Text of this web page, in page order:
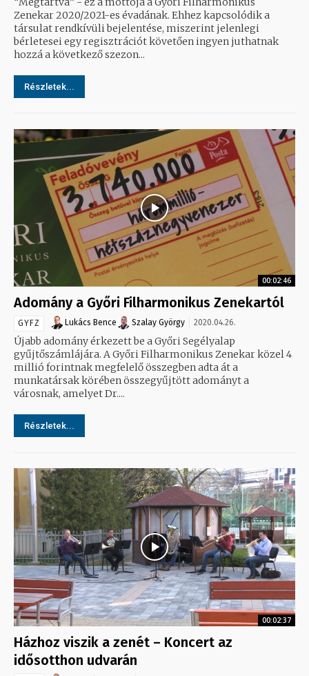
Zenekar 2020/2021-es évadának. Ehhez kapcsolódik a
társulat rendkívüli bejelentése, miszerint jelenlegi
bérletesei egy regisztrációt követően ingyen juthatnak
hozzá a következő szezon...
Részletek...
00:02:46
Adomány a Győri Filharmonikus Zenekartól
GYFZ Lukács Bence Szalay György 2020.04.26.
Újabb adomány érkezett be a Győri Segélyalap
gyűjtőszámlájára. A Győri Filharmonikus Zenekar közel 4
millió forintnak megfelelő összegben adta át a
munkatársak körében összegyűjtött adományt a
városnak, amelyet Dr....
Részletek...
00:02:37
Házhoz viszik a zenét – Koncert az
idősotthon udvarán